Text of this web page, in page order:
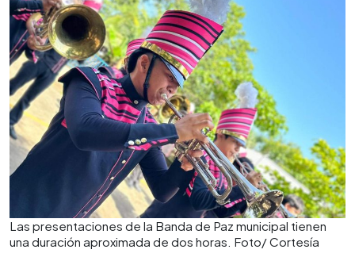
Las presentaciones de la Banda de Paz municipal tienen
una duración aproximada de dos horas. Foto/ Cortesía